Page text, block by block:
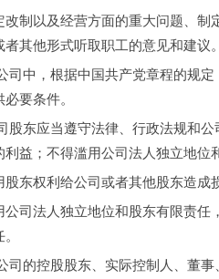
以及经营方面的重大问题、制
其他形式听取职工的意见和建议。
中，根据中国共产党章程的规定
要条件。
东应当遵守法律、行政法规和公
益；不得滥用公司法人独立地位
权利给公司或者其他股东造成
法人独立地位和股东有限责任
的控股股东、实际控制人、董事